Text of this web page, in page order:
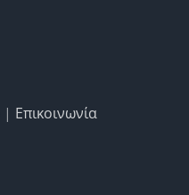
| Επικοινωνία